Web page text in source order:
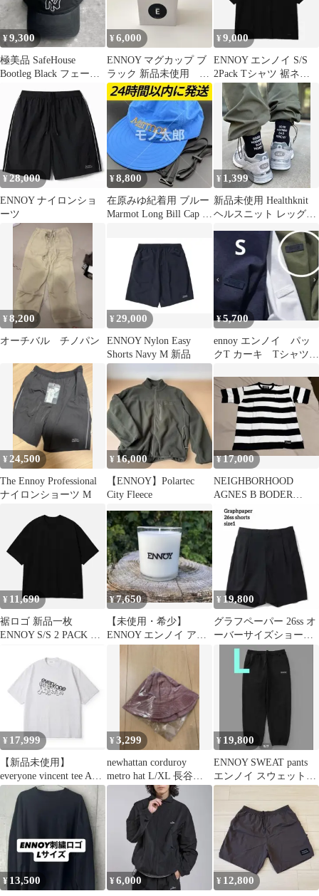
¥9,300
極美品 SafeHouse
Bootleg Black フェード
¥6,000
ENNOY マグカップ ブ
ラック 新品未使用 箱
付き
¥9,000
ENNOY エンノイ S/S
2Pack Tシャツ 裾ネー
ム ブラック M 新品
¥ 28,000
ENNOY ナイロンショ
ーツ
¥8,800
在原みゆ紀着用 ブルー
Marmot Long Bill Cap キ
¥ 1,399
新品未使用 Healthknit
ヘルスニット レッグウ
¥8,200
オーチバル チノパン
¥ 29,000
ENNOY Nylon Easy
Shorts Navy M 新品
¥5,700
ennoy エンノイ パッ
クT カーキ Tシャツ
¥ 24,500
The Ennoy Professional
ナイロンショーツ M
¥ 16,000
【ENNOY】Polartec
City Fleece
¥17,000
NEIGHBORHOOD
AGNES B BODER
CREWNECK SS
¥ 11,690
裾ロゴ 新品一枚
ENNOY S/S 2 PACK T-
¥7,650
【未使用・希少】
ENNOY エンノイ アロ
¥ 19,800
グラフペーパー 26ss オ
ーバーサイズショーツ
ブラック 1
¥ 17,999
【新品未使用】
everyone vincent tee ASH
XLサイズ
¥3,299
newhattan corduroy
metro hat L/XL 長谷川
昭雄
¥ 19,800
ENNOY SWEAT pants
エンノイ スウェットパ
ンツ 黒L
¥ 13,500 ¥6,000 ¥ 12,800